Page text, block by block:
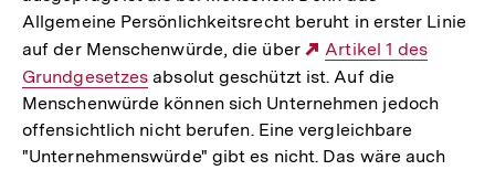
Allgemeine Persönlichkeitsrecht beruht in erster Linie
auf der Menschenwürde, die über
Externer
Link:
Artikel 1 des
Grundgesetzes absolut geschützt ist. Auf die
Menschenwürde können sich Unternehmen jedoch
offensichtlich nicht berufen. Eine vergleichbare
"Unternehmenswürde" gibt es nicht. Das wäre auch